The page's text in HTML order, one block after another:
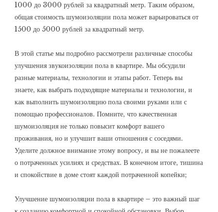
1000 до 3000 рублей за квадратный метр. Таким образом‚
общая стоимость шумоизоляции пола может варьироваться от
1500 до 5000 рублей за квадратный метр.
В этой статье мы подробно рассмотрели различные способы
улучшения звукоизоляции пола в квартире. Мы обсудили
разные материалы‚ технологии и этапы работ. Теперь вы
знаете‚ как выбрать подходящие материалы и технологии‚ и
как выполнить шумоизоляцию пола своими руками или с
помощью профессионалов. Помните‚ что качественная
шумоизоляция не только повысит комфорт вашего
проживания‚ но и улучшит ваши отношения с соседями.
Уделите должное внимание этому вопросу‚ и вы не пожалеете
о потраченных усилиях и средствах. В конечном итоге‚ тишина
и спокойствие в доме стоят каждой потраченной копейки;
Улучшение шумоизоляции пола в квартире – это важный шаг